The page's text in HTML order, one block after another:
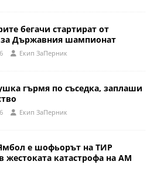
бегачи стартират от
за Държавния шампионат
Eкип ЗаПерник
гърмя по съседка, заплаши
Eкип ЗаПерник
е шофьорът на ТИР
жестоката катастрофа на АМ